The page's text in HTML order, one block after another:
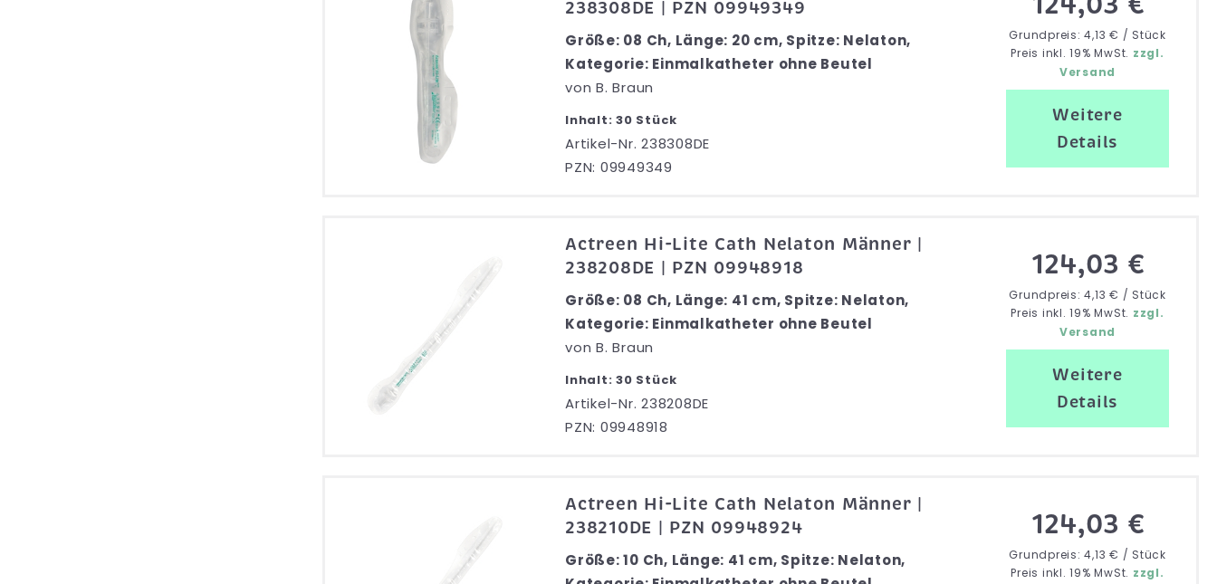
238308DE | PZN 09949349
Größe: 08 Ch, Länge: 20 cm, Spitze: Nelaton,
Kategorie: Einmalkatheter ohne Beutel
von B. Braun
Inhalt: 30 Stück
Artikel-Nr. 238308DE
PZN: 09949349
Grundpreis: 4,13 € / Stück
Preis inkl. 19% MwSt. zzgl.
Versand
Weitere
Details
Actreen Hi-Lite Cath Nelaton Männer |
238208DE | PZN 09948918
Größe: 08 Ch, Länge: 41 cm, Spitze: Nelaton,
Kategorie: Einmalkatheter ohne Beutel
von B. Braun
Inhalt: 30 Stück
Artikel-Nr. 238208DE
PZN: 09948918
124,03 €
Grundpreis: 4,13 € / Stück
Preis inkl. 19% MwSt. zzgl.
Versand
Weitere
Details
Actreen Hi-Lite Cath Nelaton Männer |
238210DE | PZN 09948924
Größe: 10 Ch, Länge: 41 cm, Spitze: Nelaton,
124,03 €
Grundpreis: 4,13 € / Stück
Preis inkl. 19% MwSt. zzgl.